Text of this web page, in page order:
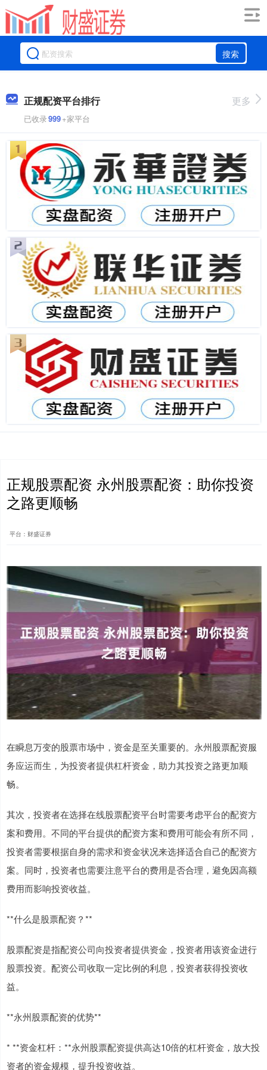
搜索
正规配资平台排行
已收录999+家平台
更多
正规股票配资 永州股票配资：助你投资
之路更顺畅
平台：财盛证券
在瞬息万变的股票市场中，资金是至关重要的。永州股票配资服
务应运而生，为投资者提供杠杆资金，助力其投资之路更加顺
畅。
其次，投资者在选择在线股票配资平台时需要考虑平台的配资方
案和费用。不同的平台提供的配资方案和费用可能会有所不同，
投资者需要根据自身的需求和资金状况来选择适合自己的配资方
案。同时，投资者也需要注意平台的费用是否合理，避免因高额
费用而影响投资收益。
**什么是股票配资？**
股票配资是指配资公司向投资者提供资金，投资者用该资金进行
股票投资。配资公司收取一定比例的利息，投资者获得投资收
益。
**永州股票配资的优势**
* **资金杠杆：**永州股票配资提供高达10倍的杠杆资金，放大投
资者的资金规模，提升投资收益。